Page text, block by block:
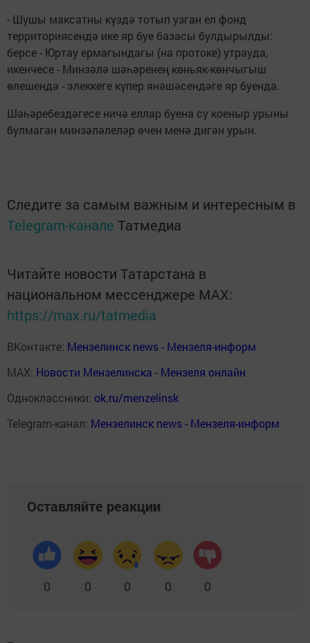
- Шушы максатны күздә тотып узган ел фонд
территориясендә ике яр буе базасы булдырылды:
берсе - Юртау ермагын­дагы (на протоке) утра­уда,
икенчесе - Минзәлә шәһәренең көньяк-көнчыгыш
өлешендә - элеккеге күпер янәшәсендәге яр буенда.
Шәһәребездәгесе ничә еллар буена су кое­ныр урыны
булмаган минзәләлеләр өчен менә дигән урын.
Следите за самым важным и интересным в
Telegram-канале Татмедиа
Читайте новости Татарстана в
национальном мессенджере MАХ:
https://max.ru/tatmedia
ВКонтакте: Мензелинск news - Мензеля-информ
MAX: Новости Мензелинска - Мензеля онлайн
Одноклассники: ok.ru/menzelinsk
Telegram-канал: Мензелинск news - Мензеля-информ
Оставляйте реакции
0 0 0 0 0